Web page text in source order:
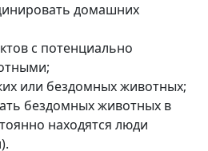
домашних
с потенциально
или бездомных животных;
бездомных животных в
находятся люди